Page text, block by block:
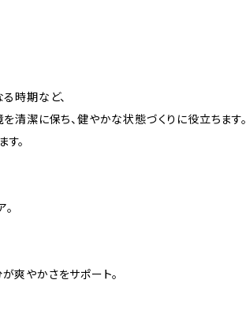
時期など、
清潔に保ち、健やかな状態づくりに役立ちます。
。
爽やかさをサポート。